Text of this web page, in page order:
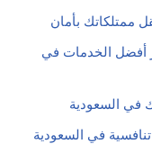
ممتلكاتك بأمان
أفضل الخدمات في
في السعودية
في السعودية